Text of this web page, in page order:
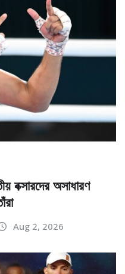
অসাধারণ
Aug 2, 2026